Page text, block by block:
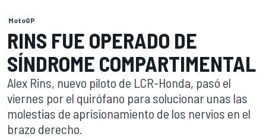
MotoGP
RINS FUE OPERADO DE
SÍNDROME COMPARTIMENTAL
Alex Rins, nuevo piloto de LCR-Honda, pasó el
viernes por el quirófano para solucionar unas las
molestias de aprisionamiento de los nervios en el
brazo derecho.